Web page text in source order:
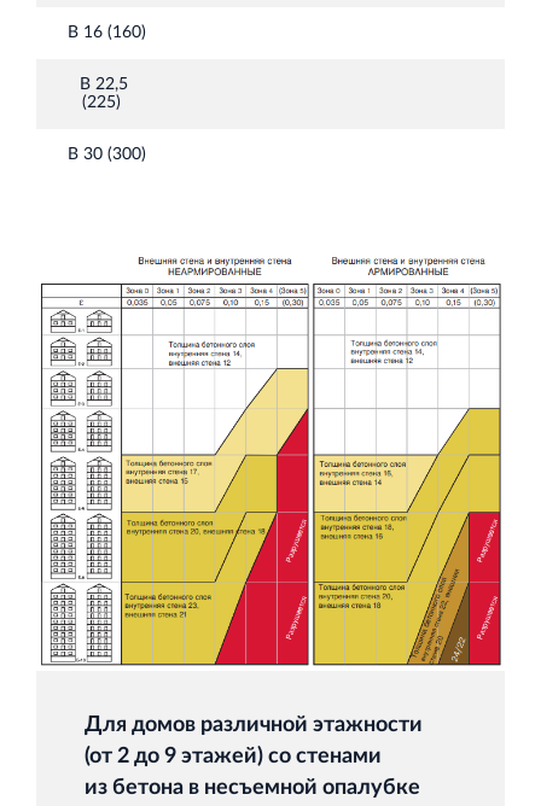
В 16 (160)
В 22,5
(225)
В 30 (300)
Для домов различной этажности
(от 2 до 9 этажей) со стенами
из бетона в несъемной опалубке